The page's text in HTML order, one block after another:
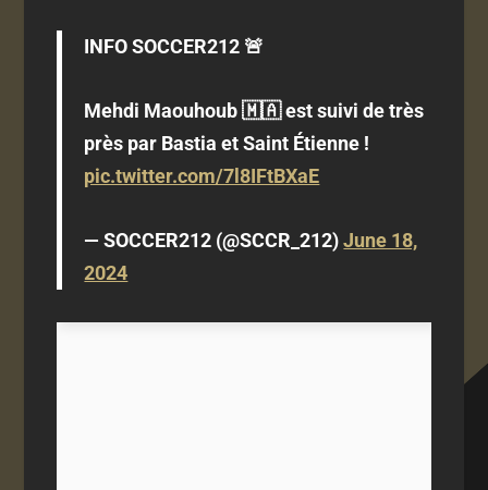
INFO SOCCER212 🚨
Mehdi Maouhoub 🇲🇦 est suivi de très
près par Bastia et Saint Étienne !
pic.twitter.com/7l8IFtBXaE
— SOCCER212 (@SCCR_212)June 18,
2024